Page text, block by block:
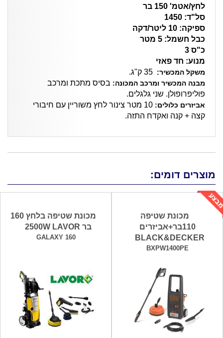
לחץ/אטמ' 150 בר
סל"ד: 1450
ספיקה: 10 ליטר/דקה
כבל חשמל: 5 מטר
כ"ס 3
מנוע: חד פאזי
משקל המכשיר:
מבנה המכשיר ומרכב המכונה: בסיס מתכת ומרכב
פוליפרופולן. שני גלגלים.
אביזרים כלולים:
10 מטר צינור לחץ משוריין עם חיבורי
קצה + קנה ואקדח התזה.
מוצרים דומים:
מכונת שטיפה
110בר+אביזרים
BLACK&DECKER
BXPW1400PE
מכונת שטיפה בלחץ 160
בר 2500W LAVOR
GALAXY 160